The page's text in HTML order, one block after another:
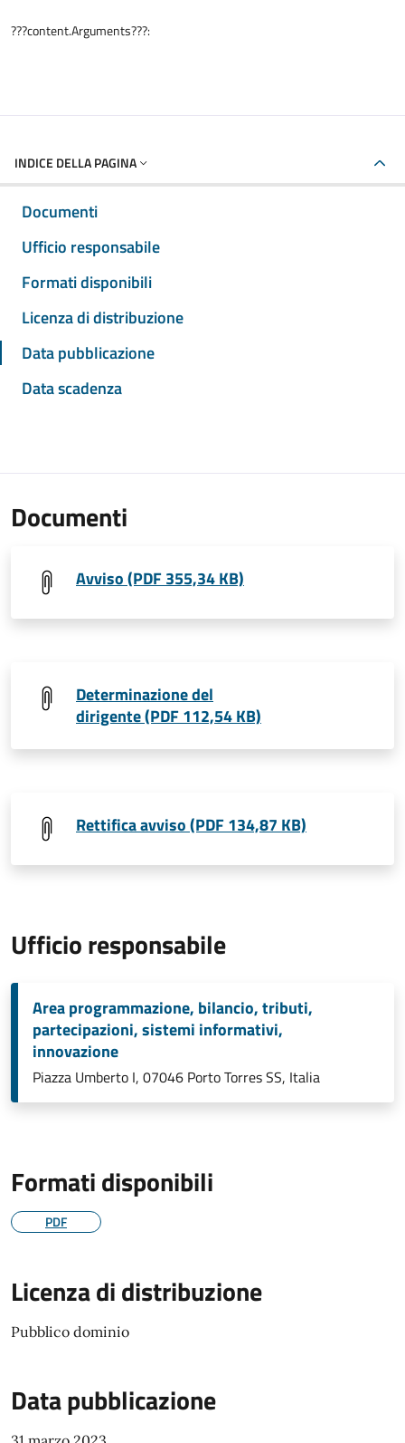
???content.Arguments???:
INDICE DELLA PAGINA
Documenti
Ufficio responsabile
Formati disponibili
Licenza di distribuzione
Data pubblicazione
Data scadenza
Documenti
Avviso (PDF 355,34 KB)
Determinazione del
dirigente (PDF 112,54 KB)
Rettifica avviso (PDF 134,87 KB)
Ufficio responsabile
Area programmazione, bilancio, tributi,
partecipazioni, sistemi informativi,
innovazione
Piazza Umberto I, 07046 Porto Torres SS, Italia
Formati disponibili
PDF
Licenza di distribuzione
Pubblico dominio
Data pubblicazione